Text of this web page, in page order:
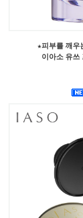
★피부를 깨우
이아소 유쓰